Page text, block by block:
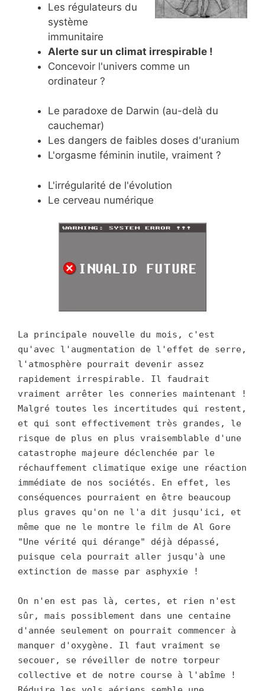
Les régulateurs du
système
immunitaire
Alerte sur un climat irrespirable !
Concevoir l'univers comme un
ordinateur ?
Le paradoxe de Darwin (au-delà du
cauchemar)
Les dangers de faibles doses d'uranium
L'orgasme féminin inutile, vraiment ?
L'irrégularité de l'évolution
Le cerveau numérique
La principale nouvelle du mois, c'est
qu'avec l'augmentation de l'effet de serre,
l'atmosphère pourrait devenir assez
rapidement irrespirable. Il faudrait
vraiment arrêter les conneries maintenant !
Malgré toutes les incertitudes qui restent,
et qui sont effectivement très grandes, le
risque de plus en plus vraisemblable d'une
catastrophe majeure déclenchée par le
réchauffement climatique exige une réaction
immédiate de nos sociétés. En effet, les
conséquences pourraient en être beaucoup
plus graves qu'on ne l'a dit jusqu'ici, et
même que ne le montre le film de Al Gore
"Une vérité qui dérange" déjà dépassé,
puisque cela pourrait aller jusqu'à une
extinction de masse par asphyxie !
On n'en est pas là, certes, et rien n'est
sûr, mais possiblement dans une centaine
d'année seulement on pourrait commencer à
manquer d'oxygène. Il faut vraiment se
secouer, se réveiller de notre torpeur
collective et de notre course à l'abîme !